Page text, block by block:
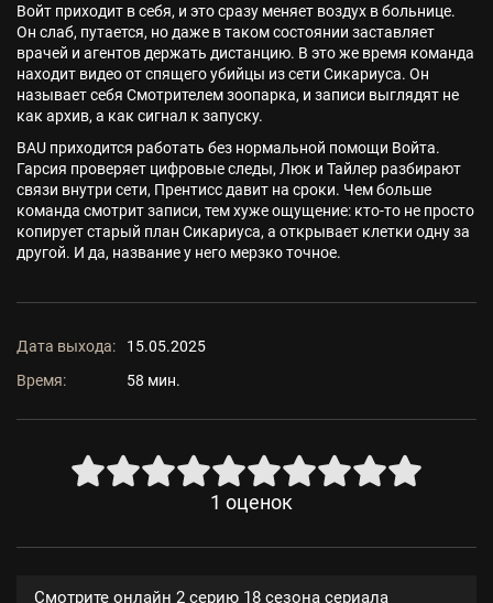
Войт приходит в себя, и это сразу меняет воздух в больнице.
Он слаб, путается, но даже в таком состоянии заставляет
врачей и агентов держать дистанцию. В это же время команда
находит видео от спящего убийцы из сети Сикариуса. Он
называет себя Смотрителем зоопарка, и записи выглядят не
как архив, а как сигнал к запуску.
BAU приходится работать без нормальной помощи Войта.
Гарсия проверяет цифровые следы, Люк и Тайлер разбирают
связи внутри сети, Прентисс давит на сроки. Чем больше
команда смотрит записи, тем хуже ощущение: кто-то не просто
копирует старый план Сикариуса, а открывает клетки одну за
другой. И да, название у него мерзко точное.
Дата выхода:
15.05.2025
Время:
58 мин.
1 оценок
Смотрите онлайн 2 серию 18 сезона сериала